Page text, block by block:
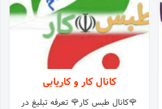
کانال کار و کاریابی
🌹کانال طبس کار🌹 تعرفه تبلیغ در